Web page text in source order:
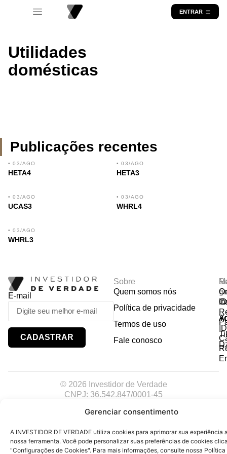
Gerenciar consentimento
A INVESTIDOR DE VERDADE utiliza cookies para aprimorar sua experiência
nossa ferramenta. Você pode personalizar suas preferências de cookies
"Configurações de Cookies". Para mais informações, consulte nossa Política
ENTRAR
Utilidades
domésticas
Publicações recentes
• 03/AGO
HETA4
• 03/AGO
HETA3
• 03/AGO
UCAS3
• 03/AGO
WHRL4
• 03/AGO
WHRL3
E-mail
CADASTRAR
Sobre
Quem somos nós
Política de privacidade
Termos de uso
Fale conosco
© 2026 Investidor de Verdade
CNPJ: 36.542.847/0001-45